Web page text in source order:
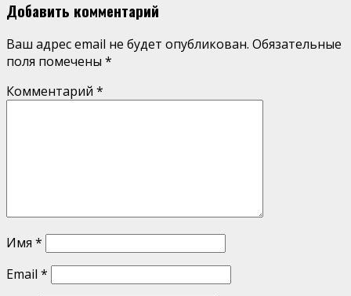
Добавить комментарий
Ваш адрес email не будет опубликован. Обязательные
поля помечены *
Комментарий *
Имя *
Email *